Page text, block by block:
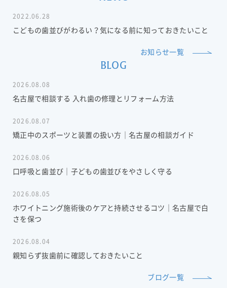
2022.06.28
こどもの歯並びがわるい？気になる前に知っておきたいこと
お知らせ一覧
BLOG
2026.08.08
名古屋で相談する 入れ歯の修理とリフォーム方法
2026.08.07
矯正中のスポーツと装置の扱い方｜名古屋の相談ガイド
2026.08.06
口呼吸と歯並び｜子どもの歯並びをやさしく守る
2026.08.05
ホワイトニング施術後のケアと持続させるコツ｜名古屋で白
さを保つ
2026.08.04
親知らず抜歯前に確認しておきたいこと
ブログ一覧